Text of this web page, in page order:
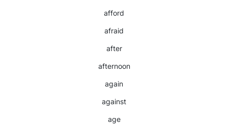
afford
afraid
after
afternoon
again
against
age